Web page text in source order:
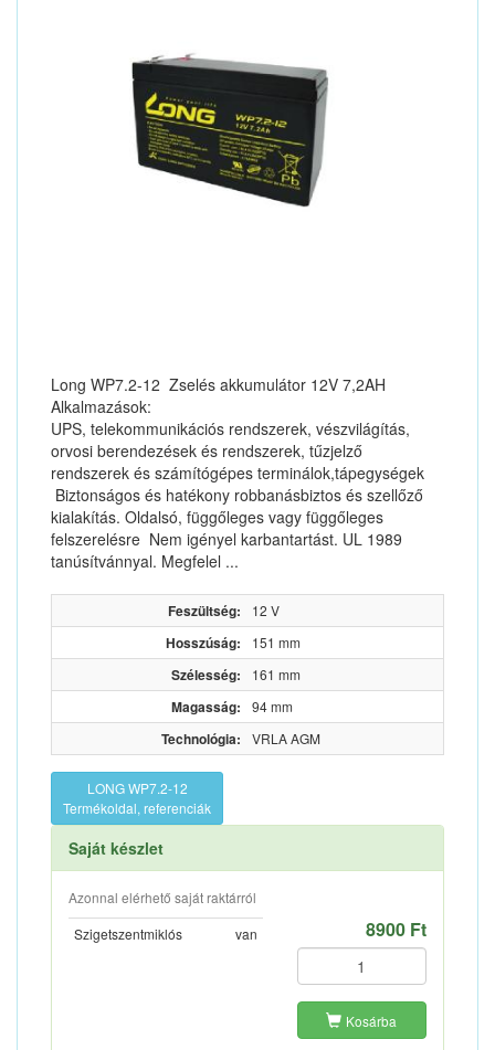
Long WP7.2-12 Zselés akkumulátor 12V 7,2AH
Alkalmazások:
UPS, telekommunikációs rendszerek, vészvilágítás,
orvosi berendezések és rendszerek, tűzjelző
rendszerek és számítógépes terminálok,tápegységek
Biztonságos és hatékony robbanásbiztos és szellőző
kialakítás. Oldalsó, függőleges vagy függőleges
felszerelésre Nem igényel karbantartást. UL 1989
tanúsítvánnyal. Megfelel ...
Feszültség: 12 V
Hosszúság: 151 mm
Szélesség: 161 mm
Magasság: 94 mm
Technológia: VRLA AGM
LONG WP7.2-12
Termékoldal, referenciák
Saját készlet
Azonnal elérhető saját raktárról
Szigetszentmiklós
van 8900 Ft
Kosárba